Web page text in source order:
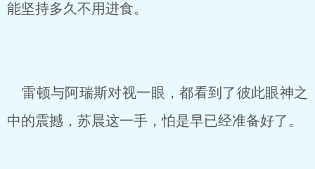
能坚持多久不用进食。
雷顿与阿瑞斯对视一眼，都看到了彼此眼神之
中的震撼，苏晨这一手，怕是早已经准备好了。